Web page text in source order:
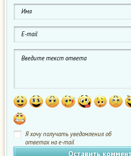
Я хочу получать уведомления об
ответах на e-mail